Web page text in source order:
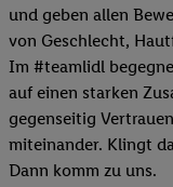
und geben allen
von Geschlecht,
Im #teamlidl
auf einen starken
gegenseitig
miteinander. Klingt
Dann komm zu uns.​